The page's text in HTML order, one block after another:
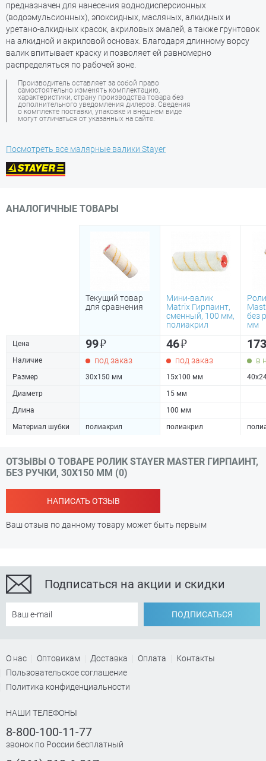
предназначен для нанесения воднодисперсионных
(водоэмульсионных), эпоксидных, масляных, алкидных и
уретано-алкидных красок, акриловых эмалей, а также грунтовок
на алкидной и акриловой основах. Благодаря длинному ворсу
валик впитывает краску и позволяет ей равномерно
распределяться по рабочей зоне.
Производитель оставляет за собой право
самостоятельно изменять комплектацию,
характеристики, страну производства товара без
дополнительного уведомления дилеров. Сведения
о комплекте поставки, упаковке и внешнем виде
могут отличаться от указанных на сайте.
Посмотреть все малярные валики Stayer
АНАЛОГИЧНЫЕ ТОВАРЫ
Текущий товар
для сравнения
Мини-валик
Matrix Гирпаинт,
сменный, 100 мм,
полиакрил
без
мм
Цена 99₽ 46₽
Наличие под заказ под заказ в
Размер 30х150 мм 15х100 мм
Диаметр
15 мм
Длина
100 мм
Материал шубки
полиакрил полиакрил
ОТЗЫВЫ О ТОВАРЕ РОЛИК STAYER MASTER ГИРПАИНТ,
БЕЗ РУЧКИ, 30Х150 ММ (0)
НАПИСАТЬ ОТЗЫВ
Ваш отзыв по данному товару может быть первым
Подписаться на акции и скидки
ПОДПИСАТЬСЯ
О нас Оптовикам Доставка Оплата
Контакты
Пользовательское соглашение
Политика конфиденциальности
НАШИ ТЕЛЕФОНЫ
8-800-100-11-77
звонок по России бесплатный